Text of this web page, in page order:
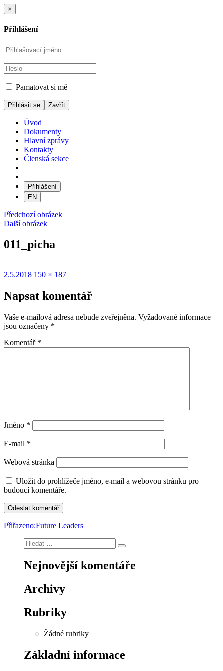
×
Přihlášení
Pamatovat si mě
Zavřít
Úvod
Dokumenty
Hlavní zprávy
Kontakty
Členská sekce
Přihlášení
EN
Předchozí obrázek
Další obrázek
011_picha
Publikováno:
2.5.2018 Původní
150 × 187
Napsat komentář
Vaše e-mailová adresa nebude zveřejněna. Vyžadované informace
jsou označeny *
Komentář *
Jméno *
E-mail *
Webová stránka
Uložit do prohlížeče jméno, e-mail a webovou stránku pro
budoucí komentáře.
Navigace
Přiřazeno:Future Leaders
Hledat:
Hledání
Nejnovější komentáře
Archivy
Rubriky
Žádné rubriky
Základní informace